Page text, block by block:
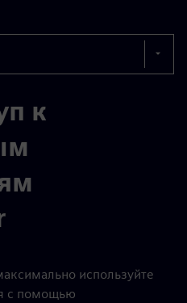
к
используйте
с помощью